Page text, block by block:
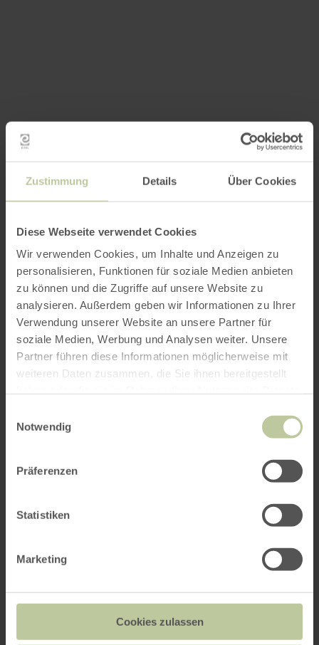
Zustimmung Details Über Cookies
Diese Webseite verwendet Cookies
Wir verwenden Cookies, um Inhalte und Anzeigen zu
personalisieren, Funktionen für soziale Medien anbieten
zu können und die Zugriffe auf unsere Website zu
analysieren. Außerdem geben wir Informationen zu Ihrer
Verwendung unserer Website an unsere Partner für
soziale Medien, Werbung und Analysen weiter. Unsere
Partner führen diese Informationen möglicherweise mit
weiteren Daten zusammen, die Sie ihnen bereitgestellt
Notwendig
Präferenzen
Statistiken
Marketing
Cookies zulassen